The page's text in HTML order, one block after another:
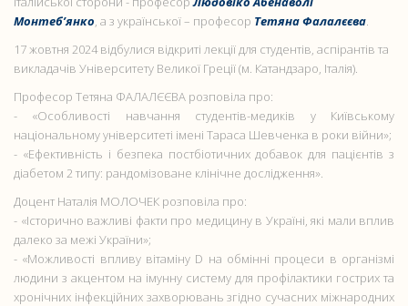
Монтеб’янко, а з української – професор Тетяна Фалалєєва.
17 жовтня 2024 відбулися відкриті лекції для студентів, аспірантів та
викладачів Університету Великої Греції (м. Катандзаро, Італія).
Професор Тетяна ФАЛАЛЄЄВА розповіла про:
- «Особливості навчання студентів-медиків у Київському
національному університеті імені Тараса Шевченка в роки війни»;
- «Ефективність і безпека постбіотичних добавок для пацієнтів з
діабетом 2 типу: рандомізоване клінічне дослідження».
Доцент Наталія МОЛОЧЕК розповіла про:
- «Історично важливі факти про медицину в Україні, які мали вплив
далеко за межі України»;
- «Можливості впливу вітаміну D на обмінні процеси в організмі
людини з акцентом на імунну систему для профілактики гострих та
хронічних інфекційних захворювань згідно сучасних міжнародних